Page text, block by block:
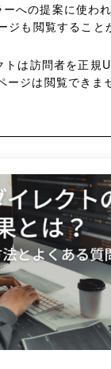
への提案に使わ
ジも閲覧すること
は訪問者を正規
ジは閲覧できま